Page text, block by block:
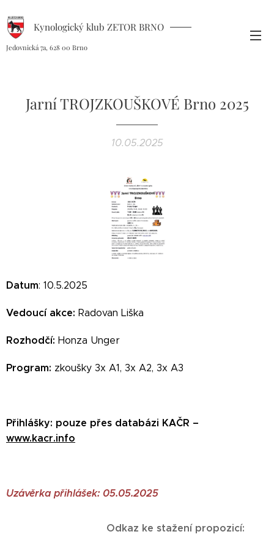
Kynologický klub ZETOR BRNO
Jedovnická 7a, 628 00 Brno
Jarní TROJZKOUŠKOVÉ Brno 2025
10.05.2025
Datum: 10.5.2025
Vedoucí akce: Radovan Liška
Rozhodčí: Honza Unger
Program: zkoušky 3x A1, 3x A2, 3x A3
Přihlášky: pouze přes databázi KAČR –
www.kacr.info
Uzávěrka přihlášek: 05.05.2025
Odkaz ke stažení propozicí: